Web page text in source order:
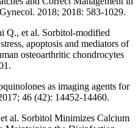
2018; 2018: 583-1029.
Q., et al. Sorbitol-modified
apoptosis and mediators of
osteoarthritic chondrocytes
as imaging agents for
46 (42): 14452-14460.
al. Sorbitol Minimizes Calcium